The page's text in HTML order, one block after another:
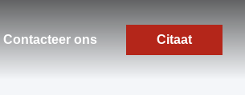
Contacteer ons Citaat